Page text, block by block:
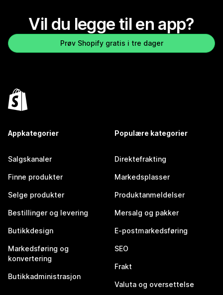
Vil du legge til en app?
Prøv Shopify gratis i tre dager
Appkategorier
Salgskanaler
Finne produkter
Selge produkter
Bestillinger og levering
Butikkdesign
Markedsføring og
konvertering
Butikkadministrasjon
Populære kategorier
Direktefrakting
Markedsplasser
Produktanmeldelser
Mersalg og pakker
E-postmarkedsføring
SEO
Frakt
Valuta og oversettelse